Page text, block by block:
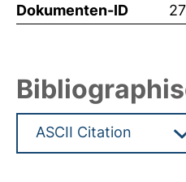
Dokumenten-ID